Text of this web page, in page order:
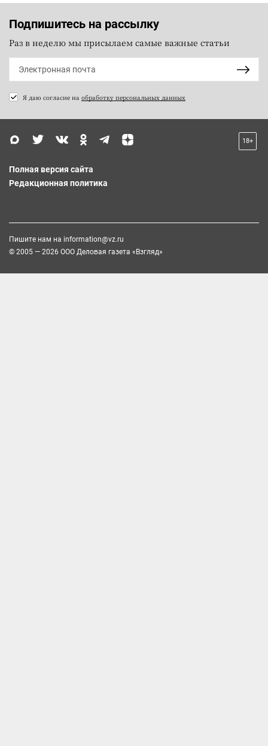
Подпишитесь на рассылку
Раз в неделю мы присылаем самые важные статьи
Я даю согласие на обработку персональных данных
18+
Полная версия сайта
Редакционная политика
Пишите нам на information@vz.ru
© 2005 — 2026 ООО Деловая газета «Взгляд»